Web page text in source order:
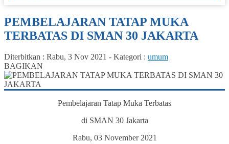
PEMBELAJARAN TATAP MUKA
TERBATAS DI SMAN 30 JAKARTA
Diterbitkan : Rabu, 3 Nov 2021 - Kategori : umum
BAGIKAN
Pembelajaran Tatap Muka Terbatas
di SMAN 30 Jakarta
Rabu, 03 November 2021